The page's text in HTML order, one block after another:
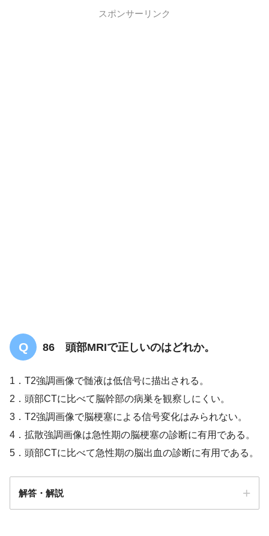
スポンサーリンク
86 頭部MRIで正しいのはどれか。
1．T2強調画像で髄液は低信号に描出される。
2．頭部CTに比べて脳幹部の病巣を観察しにくい。
3．T2強調画像で脳梗塞による信号変化はみられない。
4．拡散強調画像は急性期の脳梗塞の診断に有用である。
5．頭部CTに比べて急性期の脳出血の診断に有用である。
解答・解説